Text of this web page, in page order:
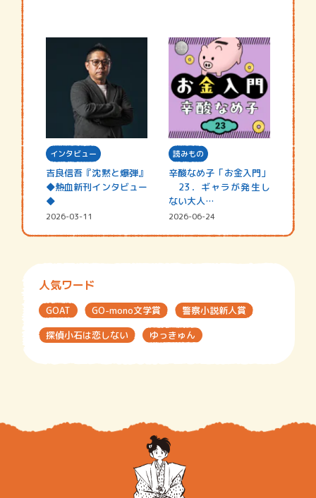
インタビュー
吉良信吾『沈黙と爆弾』
◆熱血新刊インタビュー
◆
2026-03-11
読みもの
辛酸なめ子「お金入門」
23．ギャラが発生し
ない大人…
2026-06-24
人気ワード
GOAT GO-mono文学賞
警察小説新人賞
探偵小石は恋しない
ゆっきゅん